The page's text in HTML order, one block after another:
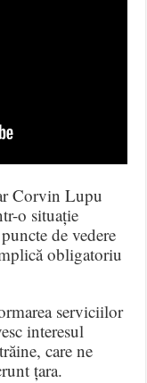
Corvin Lupu
o situație
de vedere
obligatoriu
serviciilor
interesul
care ne
țara.